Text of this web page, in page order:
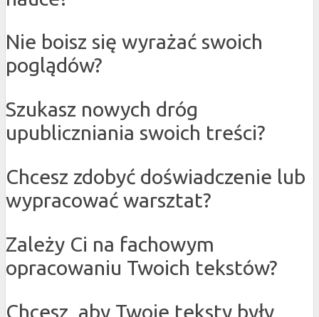
Nie boisz się wyrażać swoich
poglądów?
Szukasz nowych dróg
upubliczniania swoich treści?
Chcesz zdobyć doświadczenie lub
wypracować warsztat?
Zależy Ci na fachowym
opracowaniu Twoich tekstów?
Chcesz, aby Twoje teksty były